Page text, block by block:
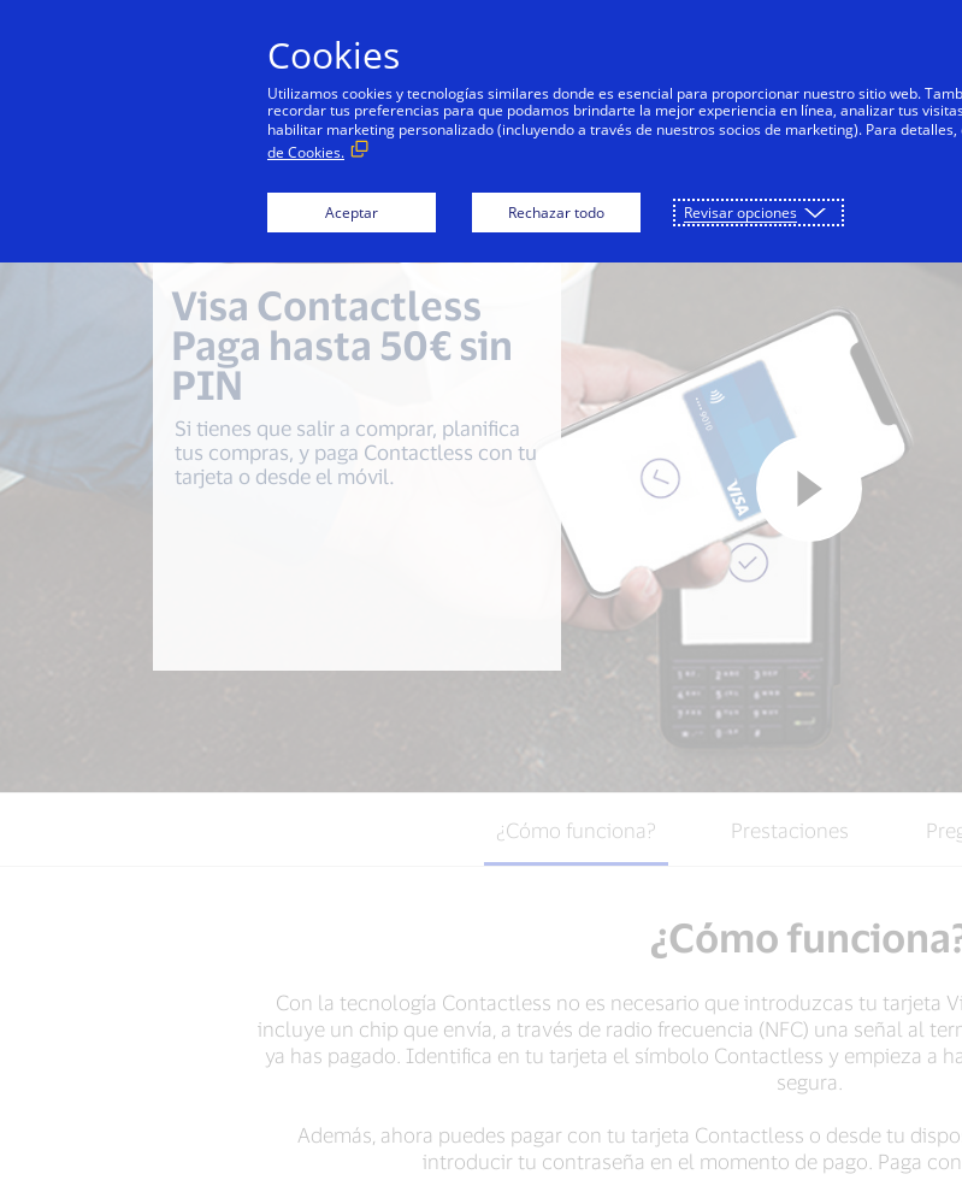
Visa Contactless
Paga hasta 50€ sin
PIN
Si tienes que salir a comprar, planifica
tus compras, y paga Contactless con tu
tarjeta o desde el móvil.
¿Cómo funciona? Prestaciones
¿Cómo
Con la tecnología Contactless no es necesario que introduzcas tu tarjeta
incluye un chip que envía, a través de radio frecuencia (NFC) una señal al
ya has pagado. Identifica en tu tarjeta el símbolo Contactless y empieza a
segura.
Además, ahora puedes pagar con tu tarjeta Contactless o desde tu
introducir tu contraseña en el momento de pago. Paga con
Cookies
Utilizamos cookies y tecnologías similares donde es esencial para proporcionar nuestro sitio web.
recordar tus preferencias para que podamos brindarte la mejor experiencia en línea, analizar tus
habilitar marketing personalizado (incluyendo a través de nuestros socios de marketing). Para
de Cookies.
Aceptar Rechazar todo Revisar opciones